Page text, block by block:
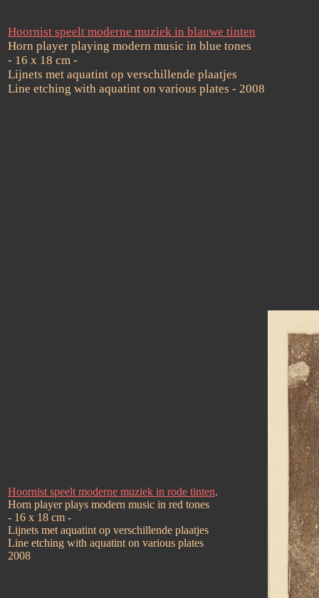
Hoornist speelt moderne muziek in blauwe tinten
Horn player playing modern music in blue tones
- 16 x 18 cm -
Lijnets met aquatint op verschillende plaatjes
Line etching with aquatint on various plates - 2008
Hoornist speelt moderne muziek in rode tinten.
Horn player plays modern music in red tones
- 16 x 18 cm -
Lijnets met aquatint op verschillende plaatjes
Line etching with aquatint on various plates
2008